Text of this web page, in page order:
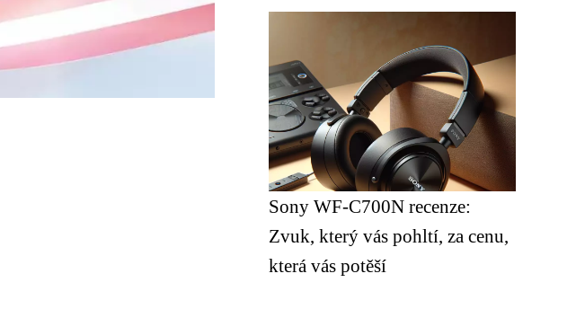
Sony WF-C700N recenze:
Zvuk, který vás pohltí, za cenu,
která vás potěší